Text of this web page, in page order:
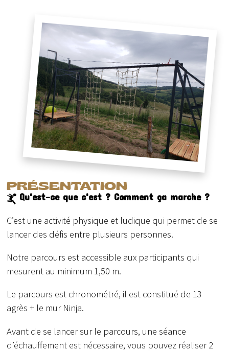
PRÉSENTATION
Qu'est-ce que c'est ? Comment ça marche ?
C’est une activité physique et ludique qui permet de se
lancer des défis entre plusieurs personnes.
Notre parcours est accessible aux participants qui
mesurent au minimum 1,50 m.
Le parcours est chronométré, il est constitué de 13
agrès + le mur Ninja.
Avant de se lancer sur le parcours, une séance
d’échauffement est nécessaire, vous pouvez réaliser 2